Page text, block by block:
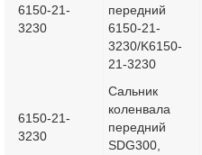
6150-21-
3230
передний
6150-21-
3230/K6150-
21-3230
6150-21-
3230
Сальник
коленвала
передний
SDG300,